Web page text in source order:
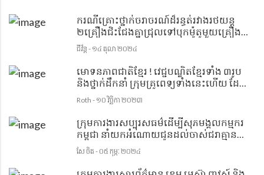
ករណីគ្រោះថ្នាក់ចរាចរណ៍ដ៏រន្ធត់រវាងរថយន្ត
២គ្រឿងជិះជែងគ្នាជ្រុលទៅបុកម៉ូតូមួយគ្រឿង
យ៉ាងពេញទំហឹង បណ្ដាលឲ្យមនុស្សម្នាក់ស្លាប់នៅ
ហ្នឹងកន្លែង
ជីវ័ន្ត - ១៤ តុលា ២០២៤
មោទនភាពជាតិខ្មែរ ! វេជ្ជបណ្ឌិតខ្មែរទាំង ៣រូប
និងថ្នាក់ដឹកនាំ ក្រុមគ្រូពេទ្យទាំងនេះហើយ ដែល
បានសង្រ្គោះទារកកើតមកមានដៃ៤ ជើង ៤ មក
មានជីវិតប្រក្រតីវិញ។
Roth - ១០ វិច្ឆិកា ២០២៣
ក្រុមការងារសប្បុរសធម៌ដើម្បីសុភមង្គលកម្មករ
កម្ពុជា នាំយកអំណោយជូនដល់ចាស់ជរាគ្មាន
ទីពឹង ១រូប ក្នុងភូមិដូនអាត់
សែ ចិត - ០៥ កុម្ភៈ ២០២៤